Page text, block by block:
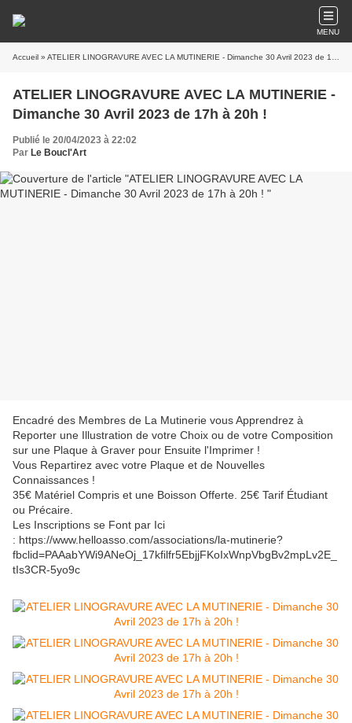
MENU
Accueil » ATELIER LINOGRAVURE AVEC LA MUTINERIE - Dimanche 30 Avril 2023 de 17h à 20h !
ATELIER LINOGRAVURE AVEC LA MUTINERIE -
Dimanche 30 Avril 2023 de 17h à 20h !
Publié le 20/04/2023 à 22:02
Par Le Boucl'Art
Encadré des Membres de La Mutinerie vous Apprendrez à
Reporter une Illustration de votre Choix ou de votre Composition
sur une Plaque à Graver pour Ensuite l'Imprimer !
Vous Repartirez avec votre Plaque et de Nouvelles
Connaissances !
35€ Matériel Compris et une Boisson Offerte. 25€ Tarif Étudiant
ou Précaire.
Les Inscriptions se Font par Ici
: https://www.helloasso.com/associations/la-mutinerie?
fbclid=PAAabYWi9ANeOj_17kfilfr5EbjjFKoIxWnpVbgBv2mpLv2E_
tIs3CR-5yo9c